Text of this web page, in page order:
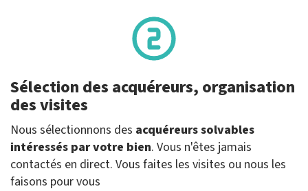
Sélection des acquéreurs, organisation
des visites
Nous sélectionnons des acquéreurs solvables
intéressés par votre bien. Vous n'êtes jamais
contactés en direct. Vous faites les visites ou nous les
faisons pour vous